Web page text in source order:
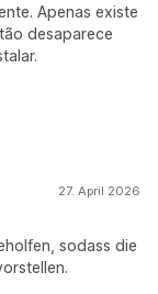
Apenas existe
desaparece
27. April 2026
sodass die